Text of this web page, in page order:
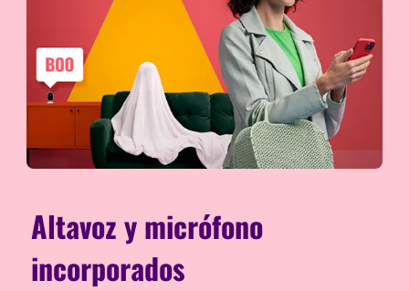
Altavoz y micrófono
incorporados